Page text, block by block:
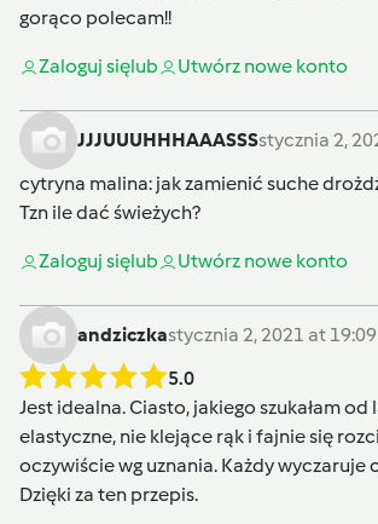
gorąco polecam!!
Zaloguj sięlub Utwórz nowe konto
JJJUUUHHHAAASSSstycznia 2,
cytryna malina: jak zamienić suche
Tzn ile dać świeżych?
Zaloguj sięlub Utwórz nowe konto
andziczkastycznia 2, 2021 at 19:09
5.0
Jest idealna. Ciasto, jakiego szukałam od
elastyczne, nie klejące rąk i fajnie się
oczywiście wg uznania. Każdy wyczaruje
Dzięki za ten przepis.